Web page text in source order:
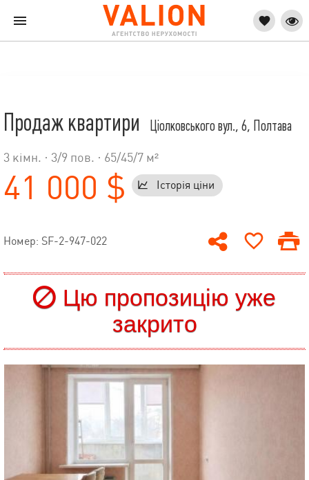
Продаж квартири Ціолковського вул., 6, Полтава
3 кімн. · 3/9 пов. · 65/45/7 м²
41 000 $ Історія ціни
Номер: SF-2-947-022
Цю пропозицію уже
закрито